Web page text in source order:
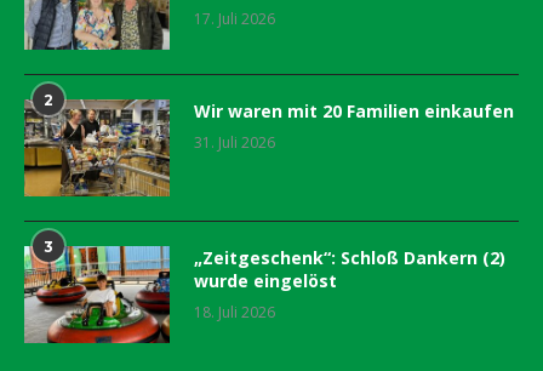
17. Juli 2026
2 Wir waren mit 20 Familien einkaufen
31. Juli 2026
3
„Zeitgeschenk“: Schloß Dankern (2)
wurde eingelöst
18. Juli 2026